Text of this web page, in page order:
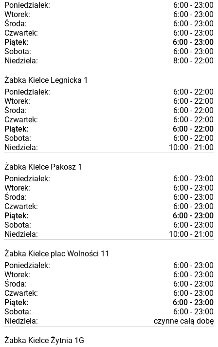
Poniedziałek:
6:00 - 23:00
Wtorek:
6:00 - 23:00
Środa:
6:00 - 23:00
Czwartek:
6:00 - 23:00
Piątek:
6:00 - 23:00
Sobota:
6:00 - 23:00
Niedziela:
8:00 - 22:00
Żabka Kielce Legnicka 1
Poniedziałek:
6:00 - 22:00
Wtorek:
6:00 - 22:00
Środa:
6:00 - 22:00
Czwartek:
6:00 - 22:00
Piątek:
6:00 - 22:00
Sobota:
6:00 - 22:00
Niedziela:
10:00 - 21:00
Żabka Kielce Pakosz 1
Poniedziałek:
6:00 - 23:00
Wtorek:
6:00 - 23:00
Środa:
6:00 - 23:00
Czwartek:
6:00 - 23:00
Piątek:
6:00 - 23:00
Sobota:
6:00 - 23:00
Niedziela:
10:00 - 21:00
Żabka Kielce plac Wolności 11
Poniedziałek:
6:00 - 23:00
Wtorek:
6:00 - 23:00
Środa:
6:00 - 23:00
Czwartek:
6:00 - 23:00
Piątek:
6:00 - 23:00
Sobota:
6:00 - 23:00
Niedziela:
czynne całą dobę
Żabka Kielce Żytnia 1G